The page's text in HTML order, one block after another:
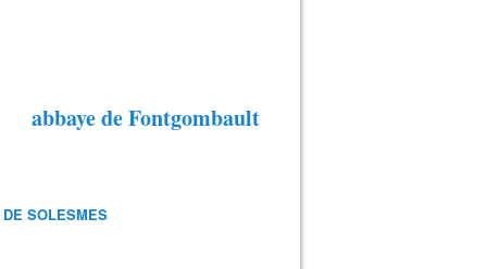
abbaye de Fontgombault
SOLESMES